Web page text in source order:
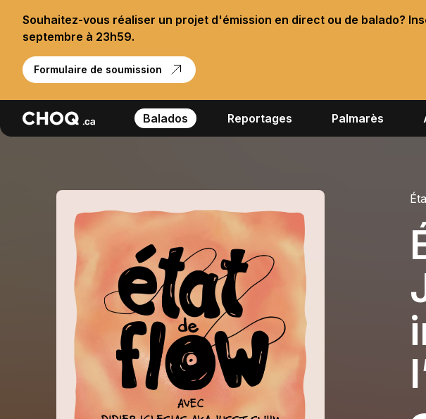
Souhaitez-vous réaliser un projet d'émission en direct ou de balado?
septembre à 23h59.
Formulaire de soumission
Balados Reportages Palmarès